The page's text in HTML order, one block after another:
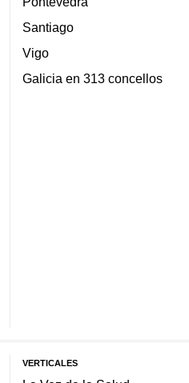
Santiago
Vigo
Galicia en 313 concellos
VERTICALES